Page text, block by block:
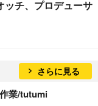
ッチ、プロデューサ
さらに見る
業/tutumi